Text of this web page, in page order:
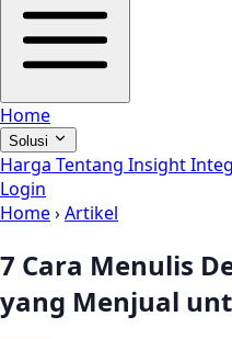
Home
Solusi
Harga Tentang Insight
Login
Home›Artikel
7 Cara Menulis
yang Menjual